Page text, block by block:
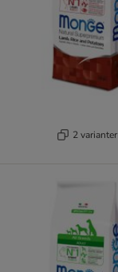
2 varianter